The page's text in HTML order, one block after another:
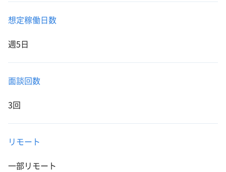
想定稼働日数
週5日
面談回数
3回
リモート
一部リモート